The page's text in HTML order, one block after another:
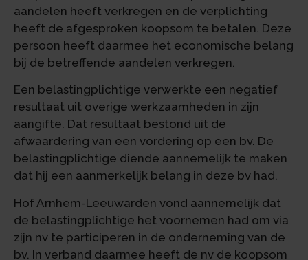
aandelen heeft verkregen en de verplichting
heeft de afgesproken koopsom te betalen. Deze
persoon heeft daarmee het economische belang
bij de betreffende aandelen verkregen.
Een belastingplichtige verwerkte een negatief
resultaat uit overige werkzaamheden in zijn
aangifte. Dat resultaat bestond uit de
afwaardering van een vordering op een bv. De
belastingplichtige diende aannemelijk te maken
dat hij een aanmerkelijk belang in deze bv had.
Hof Arnhem-Leeuwarden vond aannemelijk dat
de belastingplichtige het voornemen had om via
zijn nv te participeren in de onderneming van de
bv. In verband daarmee heeft de nv de koopsom